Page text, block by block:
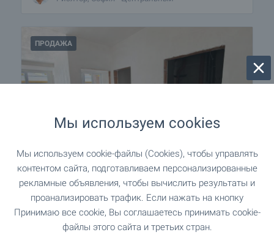
ПРОДАЖА
Апартамент с одной спальней в
Сентрал Парк (Central Park)
г. София, кв. «Банишора»
Мы используем cookies
Мы используем cookie-файлы (Cookies), чтобы управлять
контентом сайта, подготавливаем персонализированные
рекламные объявления, чтобы вычислить результаты и
проанализировать трафик. Если нажать на кнопку
Принимаю все cookie, Вы соглашаетесь принимать cookie-
файлы этого сайта и третьих стран.